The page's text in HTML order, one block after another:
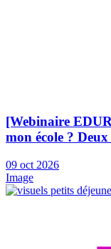
[Webinaire
mon école ?
09 oct 2026
Image